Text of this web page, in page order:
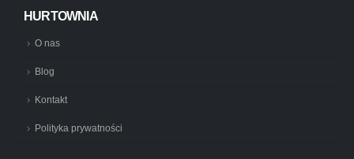
HURTOWNIA
O nas
Blog
Kontakt
Polityka prywatności